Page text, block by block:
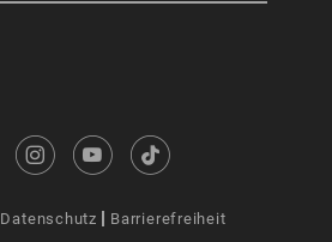
Datenschutz Barrierefreiheit